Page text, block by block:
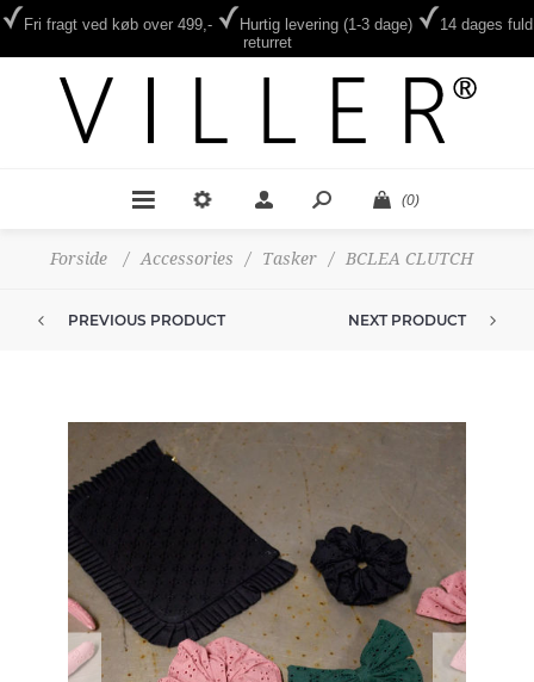
Fri fragt ved køb over 499,- Hurtig levering (1-3 dage)
14 dages fuld
returret
(0)
Forside / Accessories / Tasker / BCLEA CLUTCH
PREVIOUS PRODUCT NEXT PRODUCT